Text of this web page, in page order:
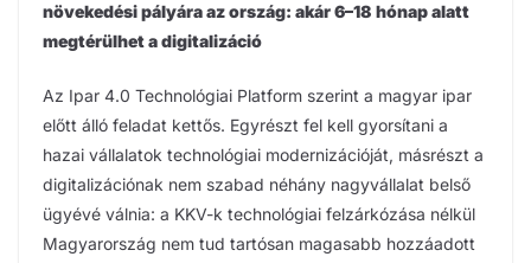
növekedési pályára az ország: akár 6–18 hónap alatt
megtérülhet a digitalizáció
Az Ipar 4.0 Technológiai Platform szerint a magyar ipar
előtt álló feladat kettős. Egyrészt fel kell gyorsítani a
hazai vállalatok technológiai modernizációját, másrészt a
digitalizációnak nem szabad néhány nagyvállalat belső
ügyévé válnia: a KKV-k technológiai felzárkózása nélkül
Magyarország nem tud tartósan magasabb hozzáadott